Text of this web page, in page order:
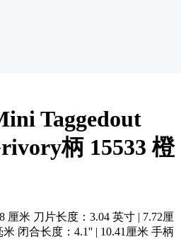
Taggedout
柄 15533 橙
厘米 刀片长度：3.04 英寸 | 7.72厘
闭合长度：4.1'' | 10.41厘米 手柄